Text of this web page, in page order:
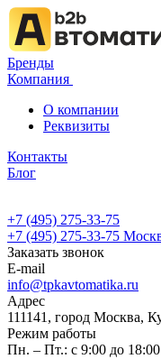
Бренды
Компания
О компании
Реквизиты
Контакты
Блог
+7 (495) 275-33-75
+7 (495) 275-33-75
Заказать звонок
E-mail
info@tpkavtomatika.ru
Адрес
111141, город Москва,
Режим работы
Пн. – Пт.: с 9:00 до 18:00